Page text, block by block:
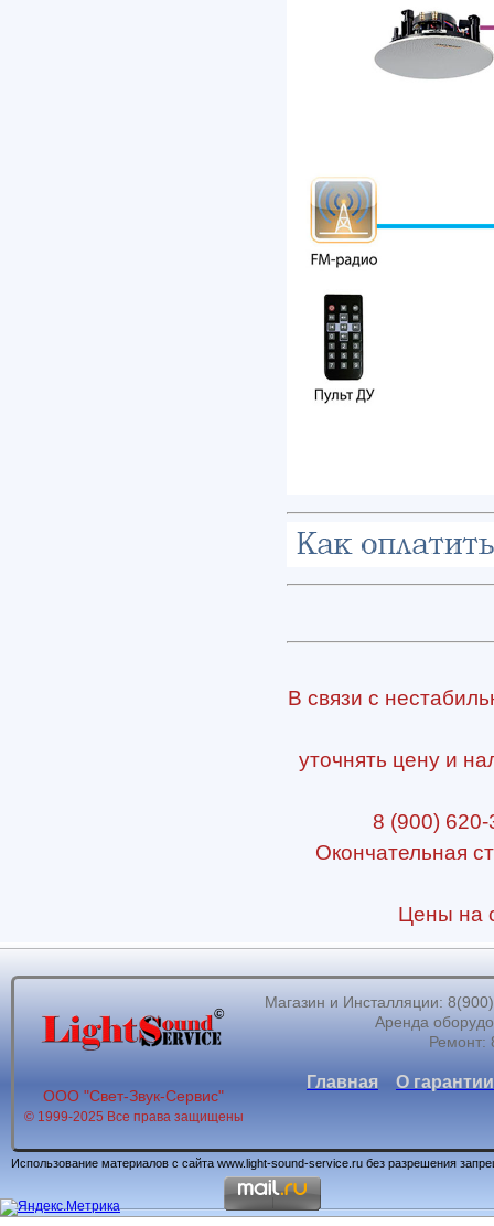
В связи с
уточнять цену и
8 (900)
Окончательная
Цены на
Магазин и Инсталляции:
Аренда
Ремонт:
ООО "Свет-Звук-Сервис"
© 1999-2025 Все права защищены
Главная О гарантии
Использование материалов с сайта www.light-sound-service.ru без разрешения